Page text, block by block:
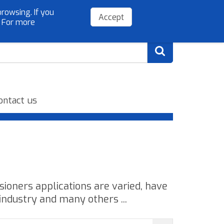
954 779 075 info@sibelloso.es
us
applications are varied, have
and many others ...
If you
more
Accept